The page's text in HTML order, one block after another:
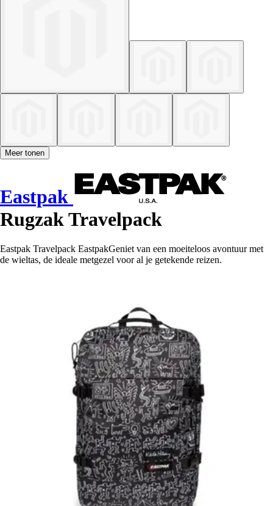
Meer tonen
Eastpak
Rugzak Travelpack
Eastpak Travelpack EastpakGeniet van een moeiteloos avontuur met
de wieltas, de ideale metgezel voor al je getekende reizen.